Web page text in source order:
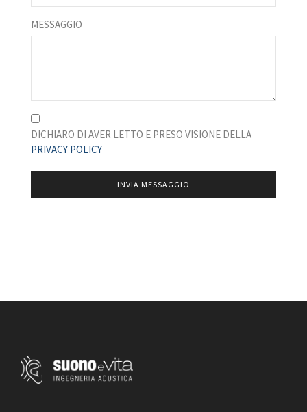
MESSAGGIO
DICHIARO DI AVER LETTO E PRESO VISIONE DELLA
PRIVACY POLICY
INVIA MESSAGGIO